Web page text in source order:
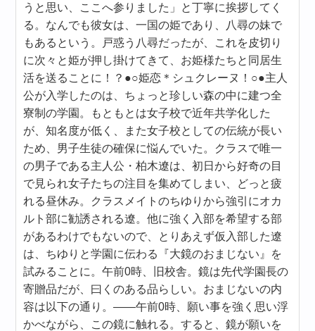
うと思い、ここへ参りました」と丁寧に挨拶してく
る。なんでも彼女は、一国の姫であり、八尋の妹で
もあるという。戸惑う八尋だったが、これを皮切り
に次々と姫が押し掛けてきて、お姫様たちと同居生
活を送ることに！？●○姫恋＊シュクレーヌ！○●主人
公が入学したのは、ちょっと珍しい森の中に建つ全
寮制の学園。もともとは女子校で近年共学化した
が、知名度が低く、また女子校としての伝統が長い
ため、男子生徒の確保に悩んでいた。クラスで唯一
の男子である主人公・柏木遼は、初日から好奇の目
で見られ女子たちの注目を集めてしまい、どっと疲
れる昼休み。クラスメイトのちゆりから強引にオカ
ルト部に勧誘される遼。他に強く入部を希望する部
があるわけでもないので、とりあえず仮入部した遼
は、ちゆりと学園に伝わる『大鏡のおまじない』を
試みることに。午前0時、旧校舎。鏡は先代学園長の
寄贈品だが、曰くのある品らしい。おまじないの内
容は以下の通り。――午前0時、願い事を強く思い浮
かべながら、この鏡に触れる。すると、鏡が願いを